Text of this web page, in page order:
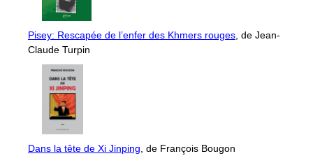
Pisey: Rescapée de l’enfer des Khmers rouges, de Jean-
Claude Turpin
Dans la tête de Xi Jinping, de François Bougon